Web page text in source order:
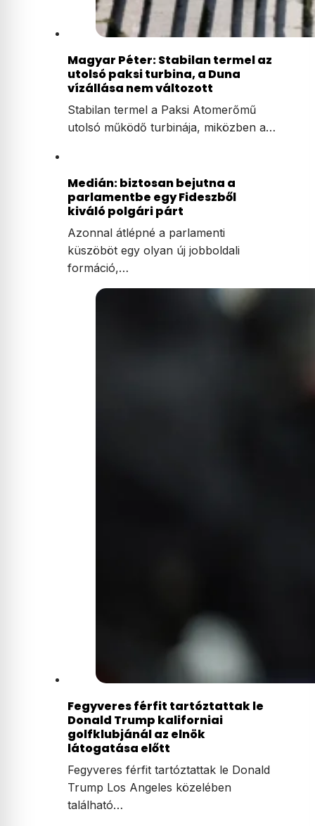
Magyar Péter: Stabilan termel az
utolsó paksi turbina, a Duna
vízállása nem változott
Stabilan termel a Paksi Atomerőmű
utolsó működő turbinája, miközben a…
Medián: biztosan bejutna a
parlamentbe egy Fideszből
kiváló polgári párt
Azonnal átlépné a parlamenti
küszöböt egy olyan új jobboldali
formáció,…
Fegyveres férfit tartóztattak le
Donald Trump kaliforniai
golfklubjánál az elnök
látogatása előtt
Fegyveres férfit tartóztattak le Donald
Trump Los Angeles közelében
található…